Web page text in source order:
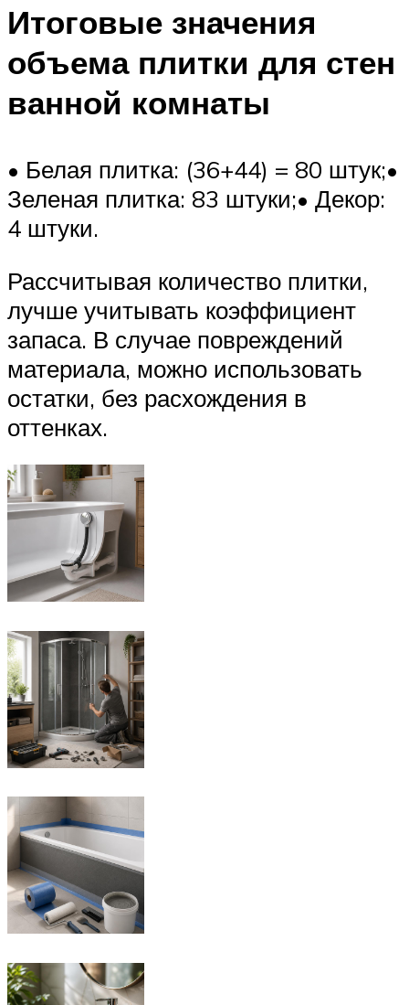
Итоговые значения
объема плитки для стен
ванной комнаты
• Белая плитка: (36+44) = 80 штук;•
Зеленая плитка: 83 штуки;• Декор:
4 штуки.
Рассчитывая количество плитки,
лучше учитывать коэффициент
запаса. В случае повреждений
материала, можно использовать
остатки, без расхождения в
оттенках.